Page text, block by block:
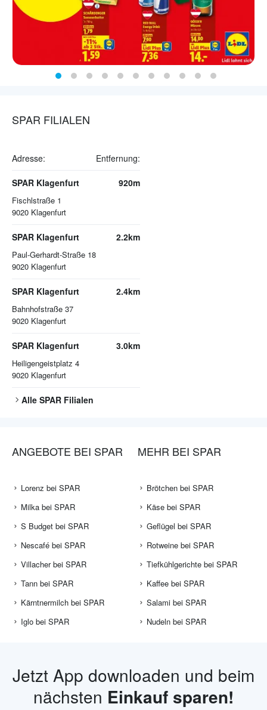
SPAR FILIALEN
Adresse: Entfernung:
SPAR Klagenfurt
Fischlstraße 1
9020 Klagenfurt
920m
SPAR Klagenfurt
Paul-Gerhardt-Straße 18
9020 Klagenfurt
2.2km
SPAR Klagenfurt
Bahnhofstraße 37
9020 Klagenfurt
2.4km
SPAR Klagenfurt
Heiligengeistplatz 4
9020 Klagenfurt
3.0km
Alle SPAR Filialen
ANGEBOTE BEI SPAR
Lorenz bei SPAR
Milka bei SPAR
S Budget bei SPAR
Nescafé bei SPAR
Villacher bei SPAR
Tann bei SPAR
Kärntnermilch bei SPAR
Iglo bei SPAR
MEHR BEI SPAR
Brötchen bei SPAR
Käse bei SPAR
Geflügel bei SPAR
Rotweine bei SPAR
Tiefkühlgerichte bei SPAR
Kaffee bei SPAR
Salami bei SPAR
Nudeln bei SPAR
Jetzt App downloaden und beim
nächsten Einkauf sparen!